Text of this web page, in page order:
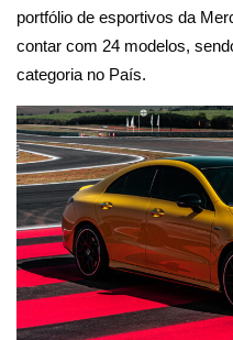
portfólio de esportivos da
contar com 24 modelos,
categoria no País.